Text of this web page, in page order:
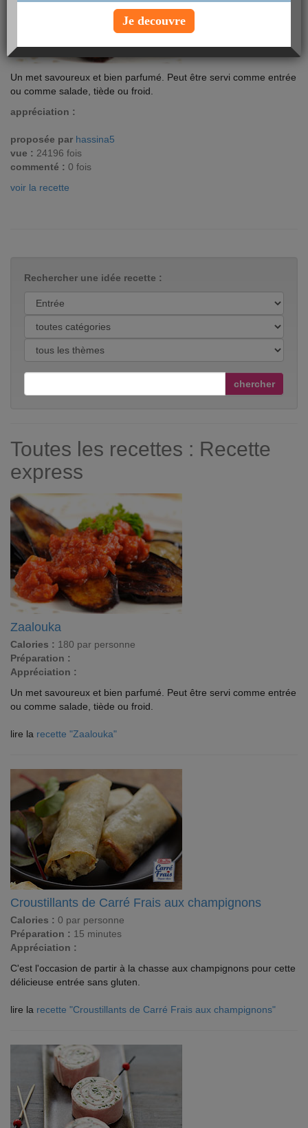
Un met savoureux et bien parfumé. Peut être servi comme entrée
ou comme salade, tiède ou froid.
appréciation :
proposée par hassina5
vue : 24196 fois
commenté : 0 fois
voir la recette
Rechercher une idée recette :
chercher
Toutes les recettes : Recette
express
Zaalouka
Calories : 180 par personne
Préparation :
Appréciation :
Un met savoureux et bien parfumé. Peut être servi comme entrée
ou comme salade, tiède ou froid.
lire la recette "Zaalouka"
Croustillants de Carré Frais aux champignons
Calories : 0 par personne
Préparation : 15 minutes
Appréciation :
C'est l'occasion de partir à la chasse aux champignons pour cette
délicieuse entrée sans gluten.
lire la recette "Croustillants de Carré Frais aux champignons"
Je decouvre